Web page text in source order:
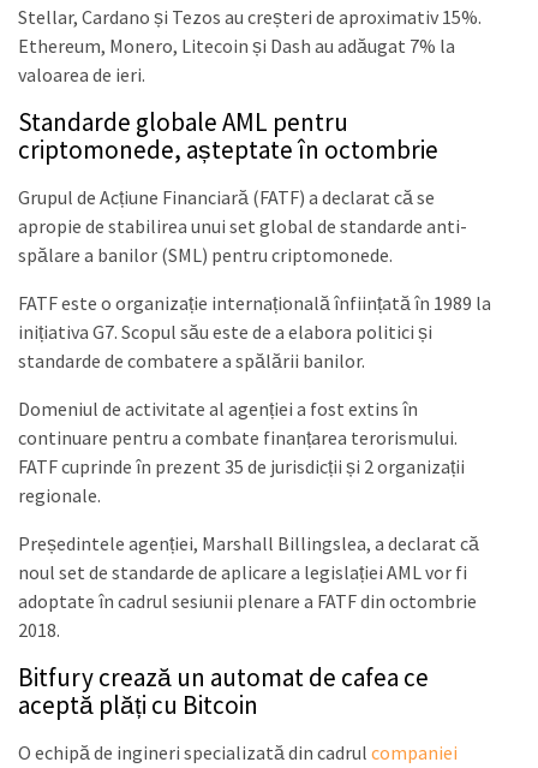
Stellar, Cardano și Tezos au creșteri de aproximativ 15%.
Ethereum, Monero, Litecoin și Dash au adăugat 7% la
valoarea de ieri.
Standarde globale AML pentru
criptomonede, așteptate în octombrie
Grupul de Acțiune Financiară (FATF) a declarat că se
apropie de stabilirea unui set global de standarde anti-
spălare a banilor (SML) pentru criptomonede.
FATF este o organizație internațională înființată în 1989 la
inițiativa G7. Scopul său este de a elabora politici și
standarde de combatere a spălării banilor.
Domeniul de activitate al agenției a fost extins în
continuare pentru a combate finanțarea terorismului.
FATF cuprinde în prezent 35 de jurisdicții și 2 organizații
regionale.
Președintele agenției, Marshall Billingslea, a declarat că
noul set de standarde de aplicare a legislației AML vor fi
adoptate în cadrul sesiunii plenare a FATF din octombrie
2018.
Bitfury crează un automat de cafea ce
aceptă plăți cu Bitcoin
O echipă de ingineri specializată din cadrul companiei